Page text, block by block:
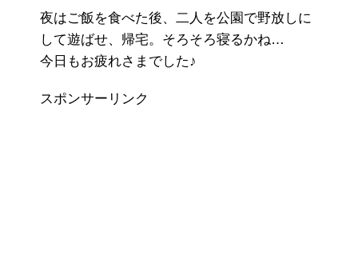
夜はご飯を食べた後、二人を公園で野放しに
して遊ばせ、帰宅。そろそろ寝るかね…
今日もお疲れさまでした♪
スポンサーリンク